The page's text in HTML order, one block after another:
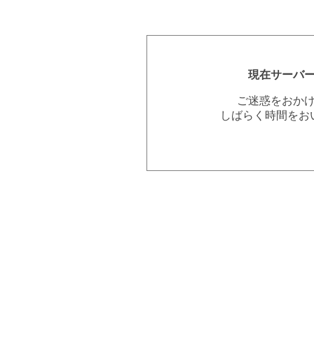
現在サーバ
ご迷惑をおか
しばらく時間を